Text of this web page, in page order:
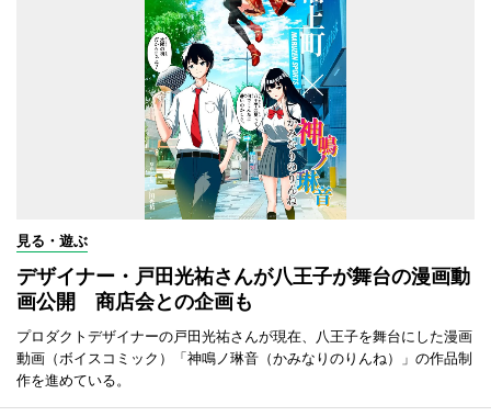
見る・遊ぶ
デザイナー・戸田光祐さんが八王子が舞台の漫画動
画公開 商店会との企画も
プロダクトデザイナーの戸田光祐さんが現在、八王子を舞台にした漫画
動画（ボイスコミック）「神鳴ノ琳音（かみなりのりんね）」の作品制
作を進めている。